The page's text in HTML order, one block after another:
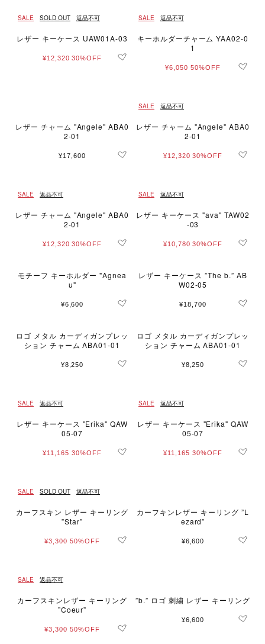
SALE SOLD OUT 返品不可
レザー キーケース UAW01A-03
¥12,320 30%OFF
SALE 返品不可
キーホルダーチャーム YAA02-0
1
¥6,050 50%OFF
レザー チャーム "Angele" ABA0
2-01
¥17,600
SALE 返品不可
レザー チャーム "Angele" ABA0
2-01
¥12,320 30%OFF
SALE 返品不可
レザー チャーム "Angele" ABA0
2-01
¥12,320 30%OFF
SALE 返品不可
レザー キーケース "ava" TAW02
-03
¥10,780 30%OFF
モチーフ キーホルダー "Agnea
u"
¥6,600
レザー キーケース ”The b.” AB
W02-05
¥18,700
ロゴ メタル カーディガンプレッ
ション チャーム ABA01-01
¥8,250
ロゴ メタル カーディガンプレッ
ション チャーム ABA01-01
¥8,250
SALE 返品不可
レザー キーケース "Erika" QAW
05-07
¥11,165 30%OFF
SALE 返品不可
レザー キーケース "Erika" QAW
05-07
¥11,165 30%OFF
SALE SOLD OUT 返品不可
カーフスキン レザー キーリング
”Star”
¥3,300 50%OFF
カーフキンレザー キーリング ”L
ezard”
¥6,600
SALE 返品不可
カーフスキンレザー キーリング
”Coeur”
¥3,300 50%OFF
”b.” ロゴ 刺繍 レザー キーリング
¥6,600